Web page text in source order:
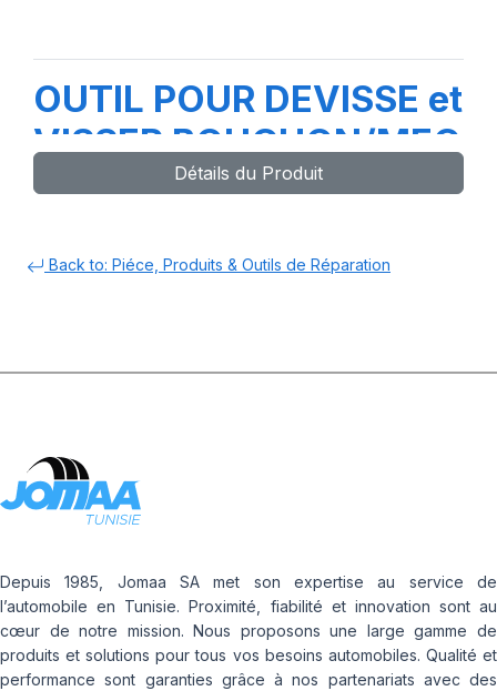
OUTIL POUR DEVISSE et
VISSER BOUCHON/MEC
VL/PL
Détails du Produit
Back to: Piéce, Produits & Outils de Réparation
Depuis 1985, Jomaa SA met son expertise au service de
l’automobile en Tunisie. Proximité, fiabilité et innovation sont au
cœur de notre mission. Nous proposons une large gamme de
produits et solutions pour tous vos besoins automobiles. Qualité et
performance sont garanties grâce à nos partenariats avec des